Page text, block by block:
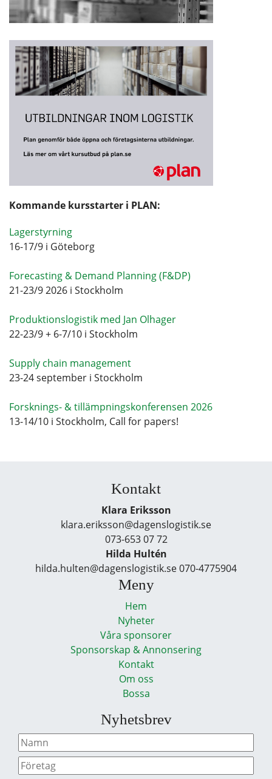
Kommande kursstarter i PLAN:
Lagerstyrning
16-17/9 i Göteborg
Forecasting & Demand Planning (F&DP)
21-23/9 2026 i Stockholm
Produktionslogistik med Jan Olhager
22-23/9 + 6-7/10 i Stockholm
Supply chain management
23-24 september i Stockholm
Forsknings- & tillämpningskonferensen 2026
13-14/10 i Stockholm, Call for papers!
Kontakt
Klara Eriksson
klara.eriksson@dagenslogistik.se
073-653 07 72
Hilda Hultén
hilda.hulten@dagenslogistik.se 070-4775904
Meny
Hem
Nyheter
Våra sponsorer
Sponsorskap & Annonsering
Kontakt
Om oss
Bossa
Nyhetsbrev